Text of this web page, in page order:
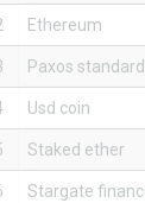
Ethereum
Paxos standard
Usd coin
Staked ether
Stargate